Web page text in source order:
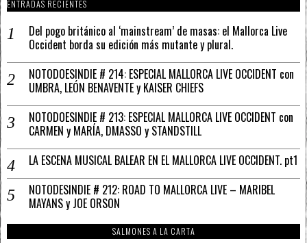
ENTRADAS RECIENTES
Del pogo británico al ‘mainstream’ de masas: el Mallorca Live
Occident borda su edición más mutante y plural.
NOTODOESINDIE # 214: ESPECIAL MALLORCA LIVE OCCIDENT con
UMBRA, LEÓN BENAVENTE y KAISER CHIEFS
NOTODOESINDIE # 213: ESPECIAL MALLORCA LIVE OCCIDENT con
CARMEN y MARÍA, DMASSO y STANDSTILL
LA ESCENA MUSICAL BALEAR EN EL MALLORCA LIVE OCCIDENT. pt1
NOTODESINDIE # 212: ROAD TO MALLORCA LIVE – MARIBEL
MAYANS y JOE ORSON
SALMONES A LA CARTA